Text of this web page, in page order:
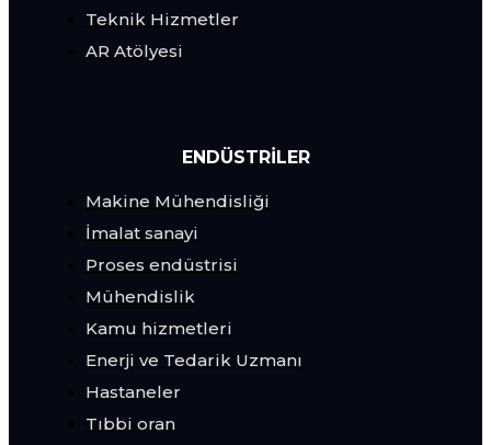
Teknik Hizmetler
AR Atölyesi
ENDÜSTRILER
Makine Mühendisliği
İmalat sanayi
Proses endüstrisi
Mühendislik
Kamu hizmetleri
Enerji ve Tedarik Uzmanı
Hastaneler
Tıbbi oran